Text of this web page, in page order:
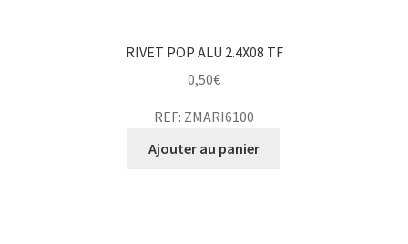
RIVET POP ALU 2.4X08 TF
0,50€
REF: ZMARI6100
Ajouter au panier